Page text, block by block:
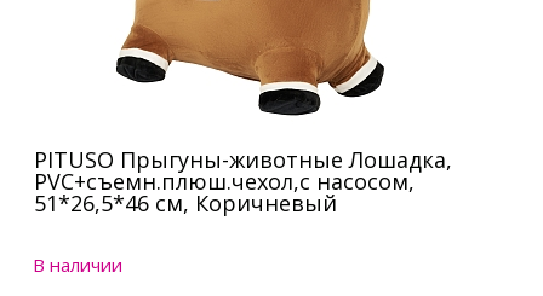
PITUSO Прыгуны-животные Лошадка,
PVC+съемн.плюш.чехол,с насосом,
51*26,5*46 см, Коричневый
В наличии